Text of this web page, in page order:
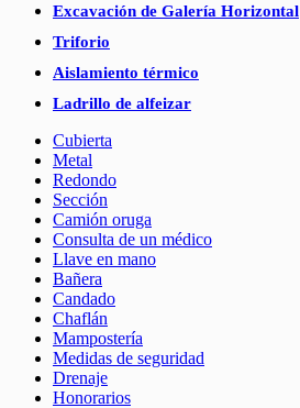
Excavación de Galería Horizontal
Triforio
Aislamiento térmico
Ladrillo de alfeizar
Cubierta
Metal
Redondo
Sección
Camión oruga
Consulta de un médico
Llave en mano
Bañera
Candado
Chaflán
Mampostería
Medidas de seguridad
Drenaje
Honorarios